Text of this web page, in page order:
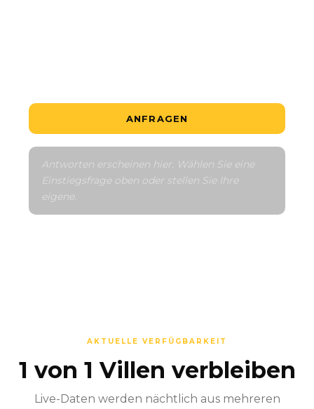
ANFRAGEN
Antworten erscheinen hier. Wählen Sie eine
Einstiegsfrage oben oder stellen Sie Ihre
eigene.
AKTUELLE VERFÜGBARKEIT
1 von 1 Villen verbleiben
Live-Daten werden nächtlich aus mehreren